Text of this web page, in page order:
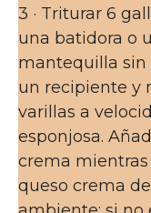
3 · Triturar 6
una batidora o
mantequilla sin
un recipiente y
varillas a
esponjosa.
crema
queso crema